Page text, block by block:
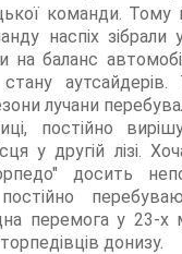
команди.
наспіх
на баланс
лучани
постійно
у другій лізі.
досить
перемога у 23-х
донизу.